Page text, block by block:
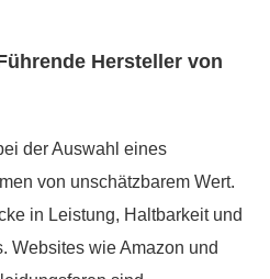
Hersteller von
der Auswahl eines
von unschätzbarem Wert.
in Leistung, Haltbarkeit und
Websites wie Amazon und